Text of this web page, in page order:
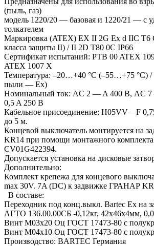
(пыль, газ)
модель 1220/20 — базовая и 1220/21 — с
толкателем
Маркировка (ATEX) EX II 2G Ex d IIC T6
класса защиты II) / II 2D T80 0C IP66
Сертификат испытаний: PTB 00 ATEX
ATEX 1007 X
Температура: –20…+40 °C (–55…+75 °C)
пыли — Ex)
Номинальный ток: AC 2 — A 400 В, AC
0,5 A 250 В
Кабельное присоединение: H05VV—F
до 5 м.
Концевой выключатель монтируется на
KR14 при помощи монтажного
CV01G422394.
Допускается установка на дисковые
Дополнительно:
Комплект крепежа для концевого
max 30V. 7A (DC) к задвижке ГРАНАР
В составе:
Переходник под конц.выкл. Bartec Ex на
АГТО 136.00.00СБ -0,12кг, 42х46х4мм,
Винт М03х20 Оц ГОСТ 17473-80 с
Винт М04х10 Оц ГОСТ 17473-80 с
Производство: BARTEC Германия